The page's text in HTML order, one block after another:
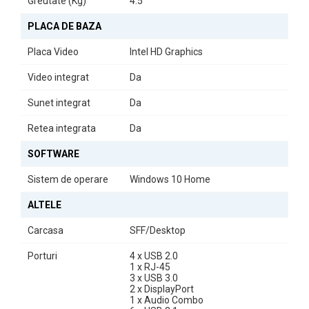
acesta se dovedește a fi un partener de încredere în orice
activitate.
PLACA DE BAZA
Placa Video Intel HD Graphics
Video integrat Da
Sunet integrat Da
Retea integrata Da
SOFTWARE
Sistem de operare Windows 10 Home
ALTELE
Carcasa SFF/Desktop
Porturi
4 x USB 2.0
1 x RJ-45
3 x USB 3.0
2 x DisplayPort
1 x Audio Combo